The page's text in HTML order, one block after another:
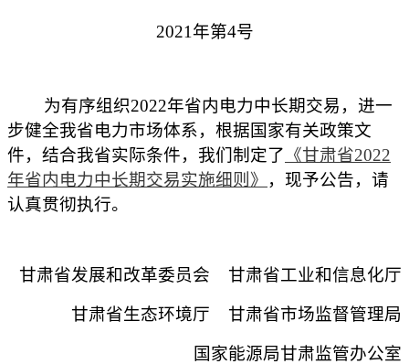
2021年第4号
为有序组织2022年省内电力中长期交易，进一
步健全我省电力市场体系，根据国家有关政策文
件，结合我省实际条件，我们制定了 《甘肃省2022
年省内电力中长期交易实施细则》
，现予公告，请
认真贯彻执行。
甘肃省发展和改革委员会 甘肃省工业和信息化厅
甘肃省生态环境厅 甘肃省市场监督管理局
国家能源局甘肃监管办公室